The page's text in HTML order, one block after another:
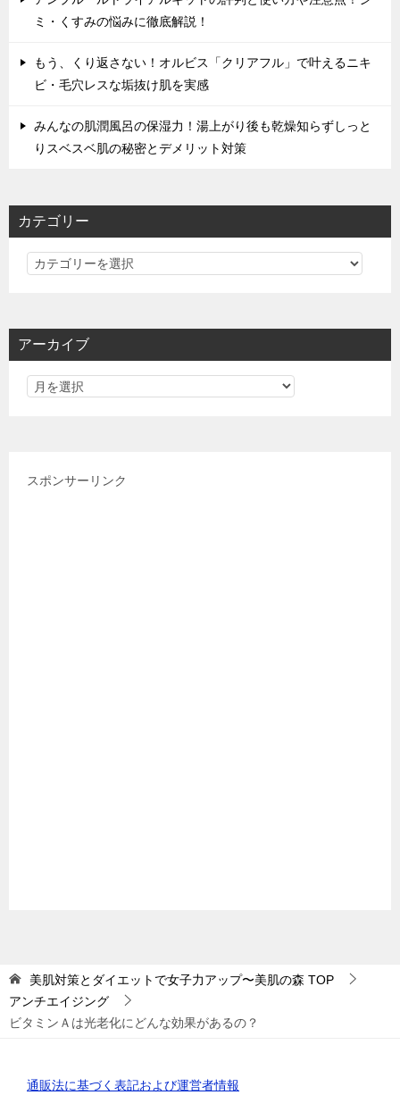
ミ・くすみの悩みに徹底解説！
もう、くり返さない！オルビス「クリアフル」で叶えるニキ
ビ・毛穴レスな垢抜け肌を実感
みんなの肌潤風呂の保湿力！湯上がり後も乾燥知らずしっと
りスベスベ肌の秘密とデメリット対策
カテゴリー
カ
リ
アーカイブ
スポンサーリンク
美肌対策とダイエットで女子力アップ〜美肌の森 TOP
アンチエイジング
ビタミンＡは光老化にどんな効果があるの？
通販法に基づく表記および運営者情報